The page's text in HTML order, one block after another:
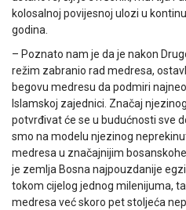
kolosalnoj povijesnoj ulozi u
godina.
– Poznato nam je da je nakon
režim zabranio rad medresa,
begovu medresu da podmiri
Islamskoj zajednici. Značaj
potvrđivat će se u budućnosti sve
smo na modelu njezinog
medresa u značajnijim
je zemlja Bosna najpouzdanije
tokom cijelog jednog milenijuma,
medresa već skoro pet stoljeća